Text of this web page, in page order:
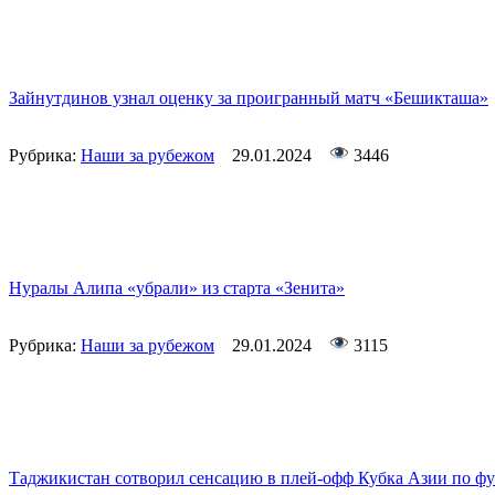
Зайнутдинов узнал оценку за проигранный матч «Бешикташа»
Рубрика: Наши за рубежом 29.01.2024 3446
Нуралы Алипа «убрали» из старта «Зенита»
Рубрика: Наши за рубежом 29.01.2024 3115
Таджикистан сотворил сенсацию в плей-офф Кубка Азии по